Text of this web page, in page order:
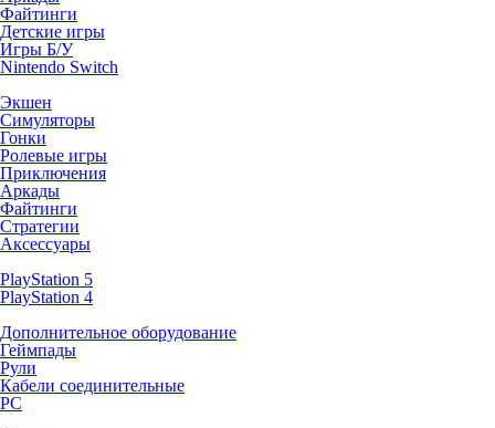
Файтинги
Детские игры
Игры Б/У
Nintendo Switch
Экшен
Симуляторы
Гонки
Ролевые игры
Приключения
Аркады
Файтинги
Стратегии
Аксессуары
PlayStation 5
PlayStation 4
Дополнительное оборудование
Геймпады
Рули
Кабели соединительные
PC